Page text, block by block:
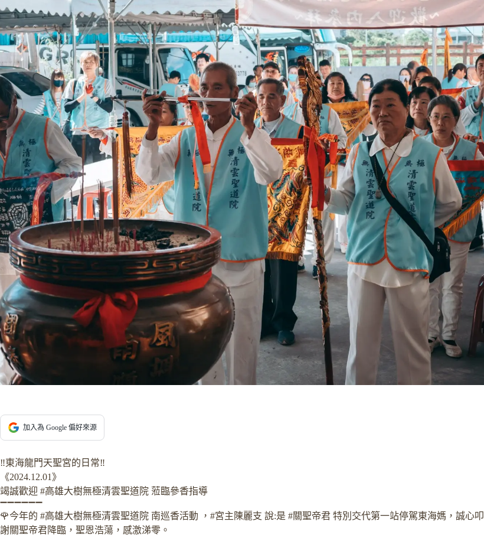
加入為 Google 偏好來源
‼️東海龍門天聖宮的日常‼️
《2024.12.01》
竭誠歡迎 #高雄大樹無極清雲聖道院 蒞臨參香指導
➖➖➖➖➖➖
🌹今年的 #高雄大樹無極清雲聖道院 南巡香活動 ，#宮主陳麗支 說:是 #關聖帝君 特別交代第一站停駕東海媽，誠心叩
謝關聖帝君降臨，聖恩浩蕩，感激涕零。